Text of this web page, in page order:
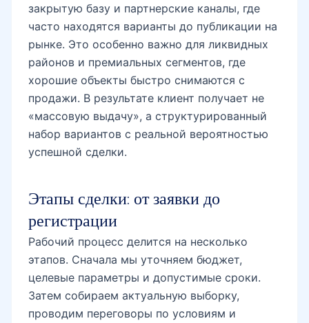
Golden Face
Фуркат
закрытую базу и партнерские каналы, где
часто находятся варианты до публикации на
рынке. Это особенно важно для ликвидных
районов и премиальных сегментов, где
хорошие объекты быстро снимаются с
продажи. В результате клиент получает не
«массовую выдачу», а структурированный
набор вариантов с реальной вероятностью
успешной сделки.
Этапы сделки: от заявки до
регистрации
Рабочий процесс делится на несколько
этапов. Сначала мы уточняем бюджет,
целевые параметры и допустимые сроки.
Затем собираем актуальную выборку,
проводим переговоры по условиям и